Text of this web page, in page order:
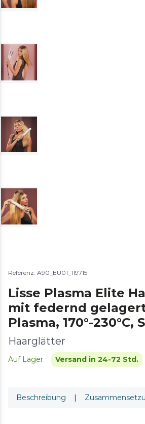
Referenz: A90_EU01_119715
Lisse Plasma Elite
mit federnd
Plasma, 170°-230°C,
Haarglätter
Auf Lager Versand in 24-72 Std.
Beschreibung |